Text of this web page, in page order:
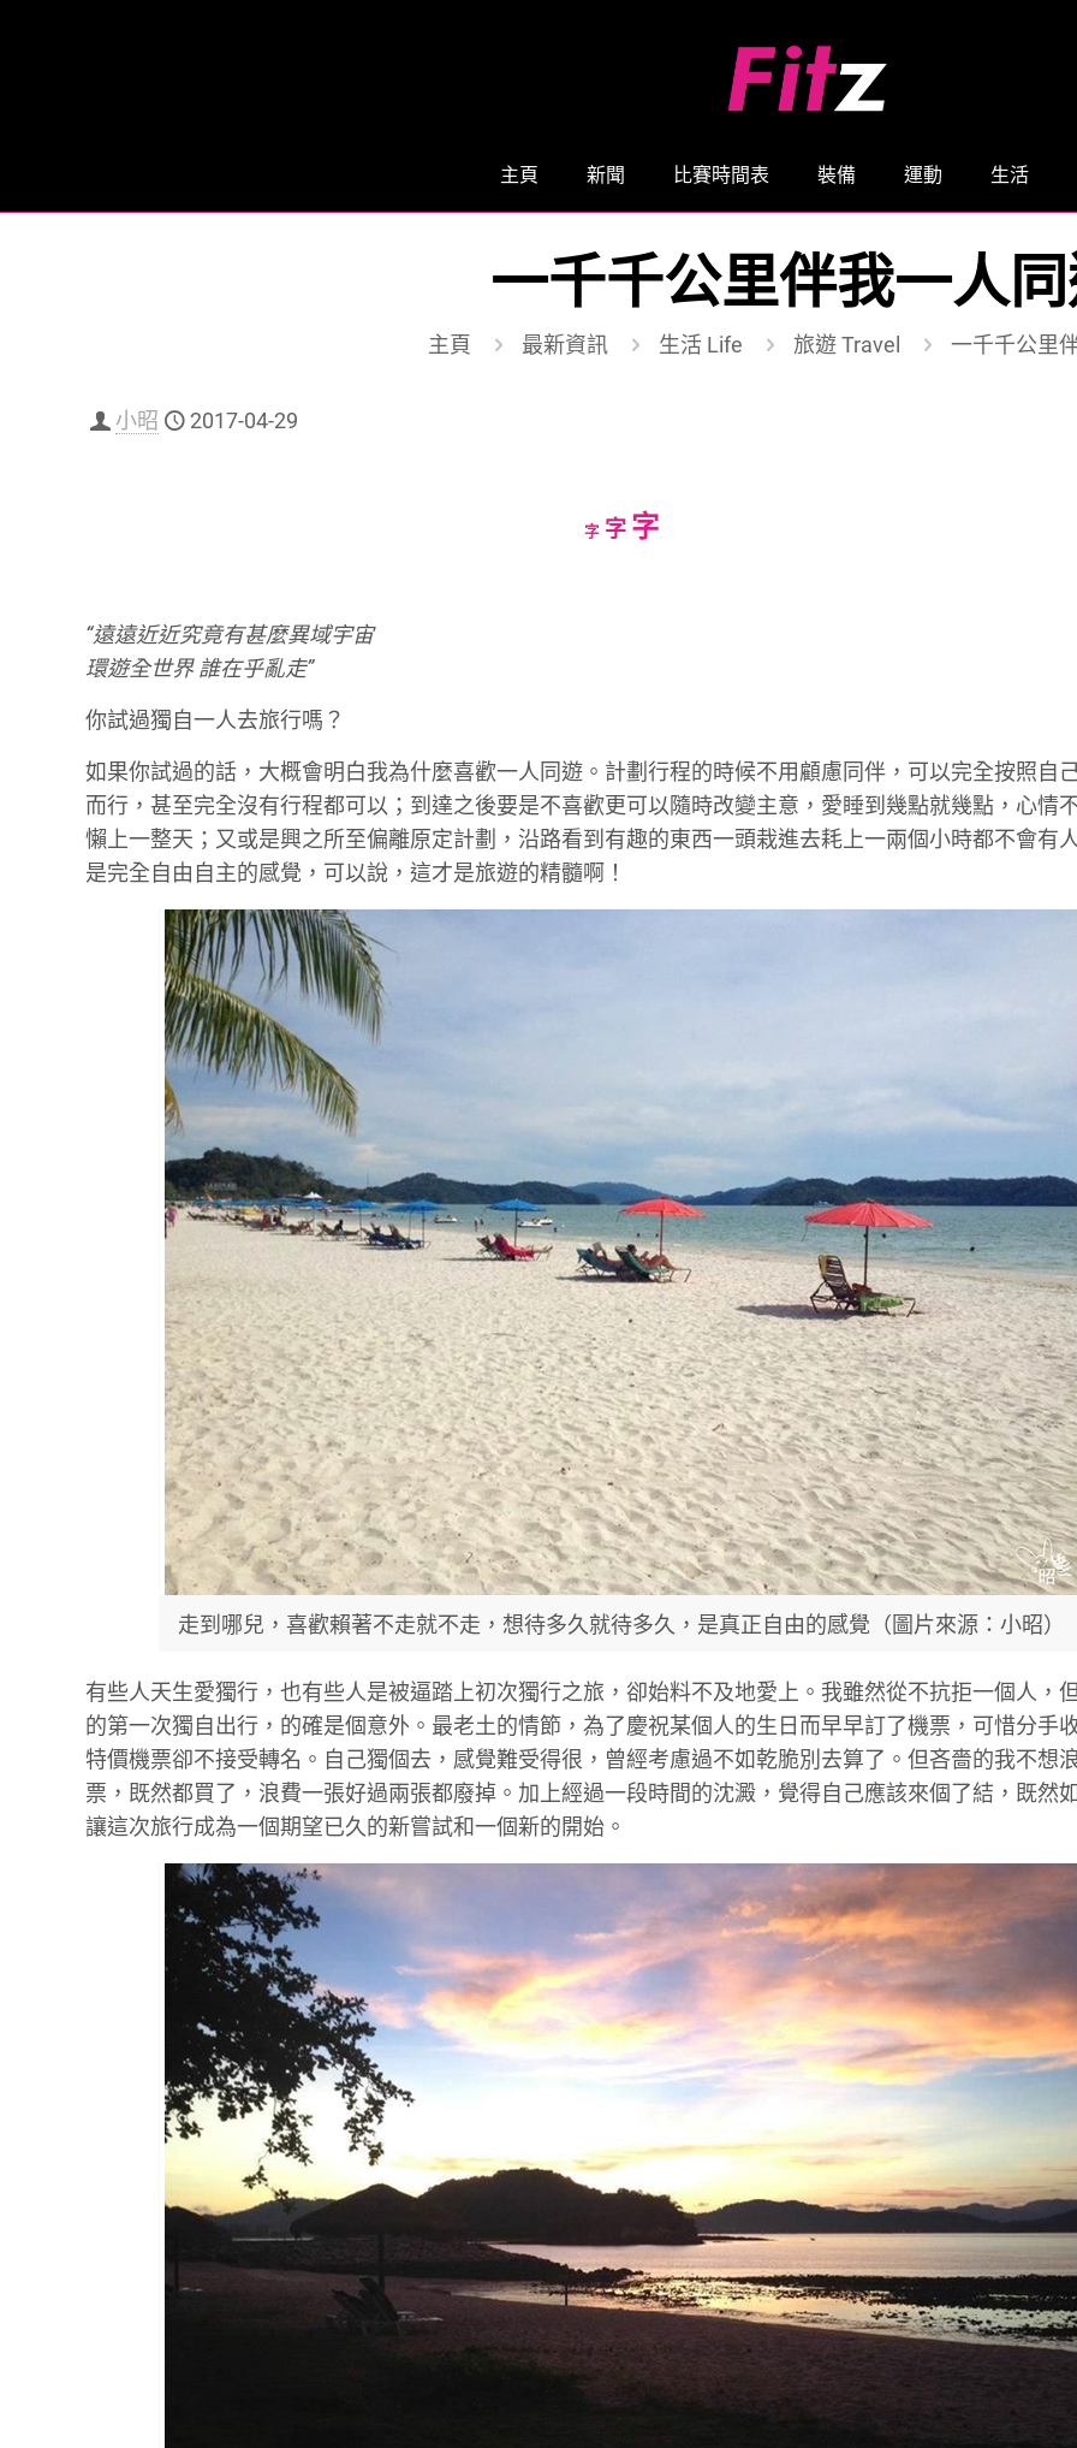
主頁 新聞 比賽時間表 裝備 運動 生活
一千千公里伴我一人
主頁 最新資訊 生活 Life 旅遊 Travel 一千千公里
小昭 2017-04-29
字Decrease
字Reset
字Increase
“遠遠近近究竟有甚麼異域宇宙
環遊全世界 誰在乎亂走”
你試過獨自一人去旅行嗎？
如果你試過的話，大概會明白我為什麼喜歡一人同遊。計劃行程的時候不用顧慮同伴，可以完全按照自
而行，甚至完全沒有行程都可以；到達之後要是不喜歡更可以隨時改變主意，愛睡到幾點就幾點，心情
懶上一整天；又或是興之所至偏離原定計劃，沿路看到有趣的東西一頭栽進去耗上一兩個小時都不會有
是完全自由自主的感覺，可以說，這才是旅遊的精髓啊！
走到哪兒，喜歡賴著不走就不走，想待多久就待多久，是真正自由的感覺（圖片來源：小昭）
有些人天生愛獨行，也有些人是被逼踏上初次獨行之旅，卻始料不及地愛上。我雖然從不抗拒一個人，
的第一次獨自出行，的確是個意外。最老土的情節，為了慶祝某個人的生日而早早訂了機票，可惜分手
特價機票卻不接受轉名。自己獨個去，感覺難受得很，曾經考慮過不如乾脆別去算了。但吝嗇的我不想
票，既然都買了，浪費一張好過兩張都廢掉。加上經過一段時間的沈澱，覺得自己應該來個了結，既然
讓這次旅行成為一個期望已久的新嘗試和一個新的開始。